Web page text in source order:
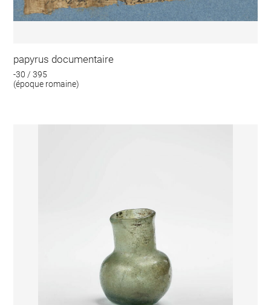
papyrus documentaire
-30 / 395
(époque romaine)